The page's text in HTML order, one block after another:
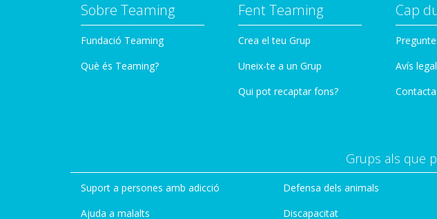
Sobre Teaming
Fundació Teaming
Què és Teaming?
Fent Teaming
Crea el teu Grup
Uneix-te a un Grup
Qui pot recaptar fons?
Cap
Avís legal
Grups als que
Suport a persones amb adicció
Ajuda a malalts
Defensa dels animals
Discapacitat